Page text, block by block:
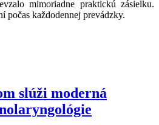
mimoriadne praktickú zásielku.
počas každodennej prevádzky.
slúži moderná